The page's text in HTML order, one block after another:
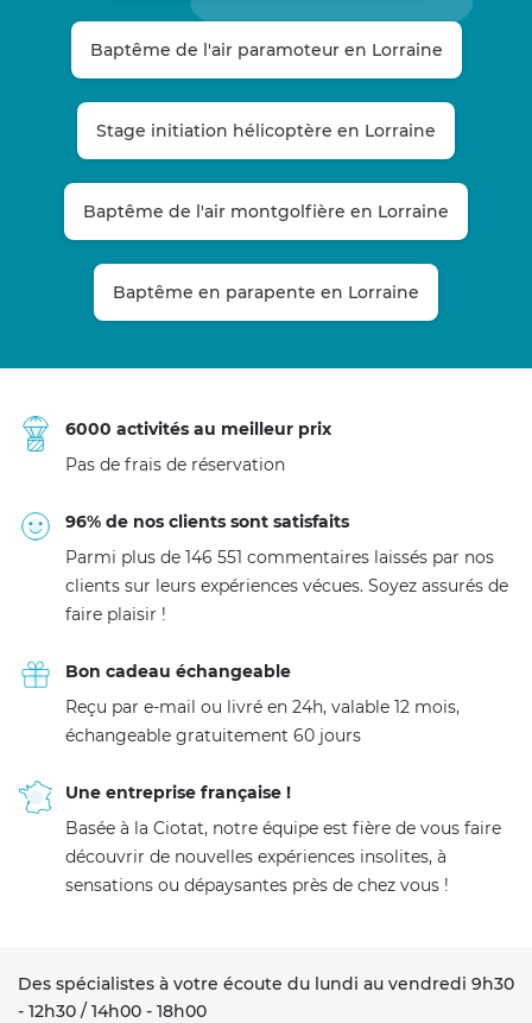
Baptême de l'air paramoteur en Lorraine
Stage initiation hélicoptère en Lorraine
Baptême de l'air montgolfière en Lorraine
Baptême en parapente en Lorraine
6000 activités au meilleur prix
Pas de frais de réservation
96% de nos clients sont satisfaits
Parmi plus de 146 551 commentaires laissés par nos
clients sur leurs expériences vécues. Soyez assurés de
faire plaisir !
Bon cadeau échangeable
Reçu par e-mail ou livré en 24h, valable 12 mois,
échangeable gratuitement 60 jours
Une entreprise française !
Basée à la Ciotat, notre équipe est fière de vous faire
découvrir de nouvelles expériences insolites, à
sensations ou dépaysantes près de chez vous !
Des spécialistes à votre écoute du lundi au vendredi 9h30
- 12h30 / 14h00 - 18h00